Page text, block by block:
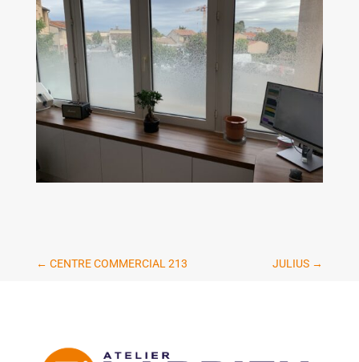
← CENTRE COMMERCIAL 213 JULIUS →